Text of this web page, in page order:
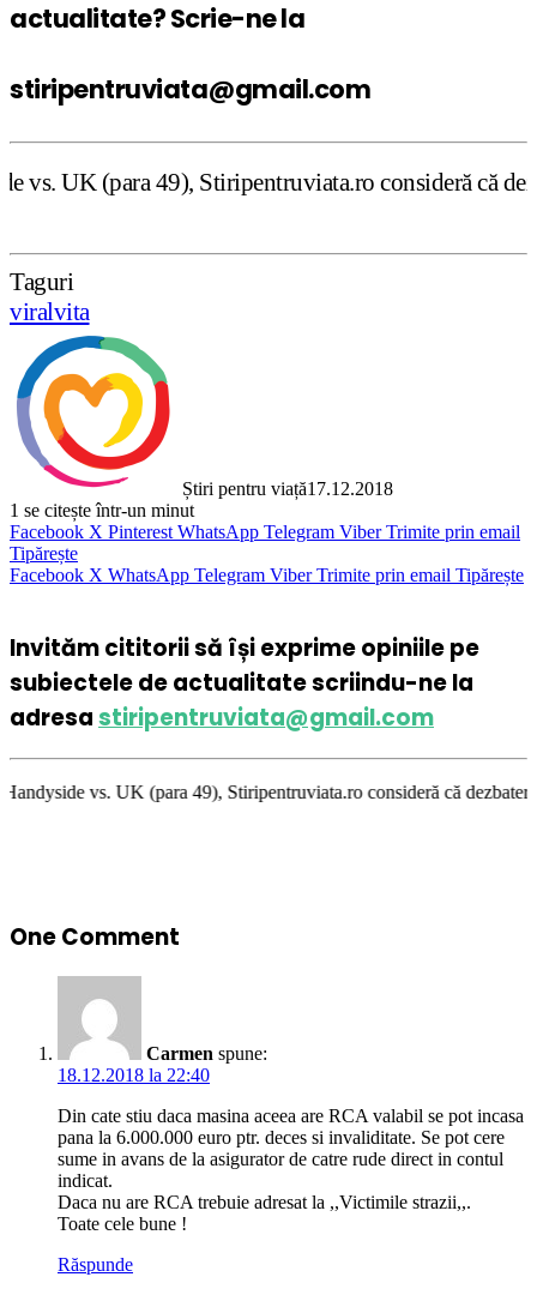
actualitate? Scrie-ne la
stiripentruviata@gmail.com
Stiripentruviata.ro consideră că dezbaterea
Taguri
viralvita
Știri pentru viață17.12.2018
1 se citește într-un minut
Facebook X Pinterest WhatsApp Telegram Viber Trimite prin email
Tipărește
Facebook X WhatsApp Telegram Viber Trimite prin email Tipărește
Invităm cititorii să își exprime opiniile pe
subiectele de actualitate scriindu-ne la
adresastiripentruviata@gmail.com
(para 49), Stiripentruviata.ro consideră că dezbaterea
One Comment
Carmen spune:
18.12.2018 la 22:40
Din cate stiu daca masina aceea are RCA valabil se pot incasa
pana la 6.000.000 euro ptr. deces si invaliditate. Se pot cere
sume in avans de la asigurator de catre rude direct in contul
indicat.
Daca nu are RCA trebuie adresat la ,,Victimile strazii,,.
Toate cele bune !
Răspunde